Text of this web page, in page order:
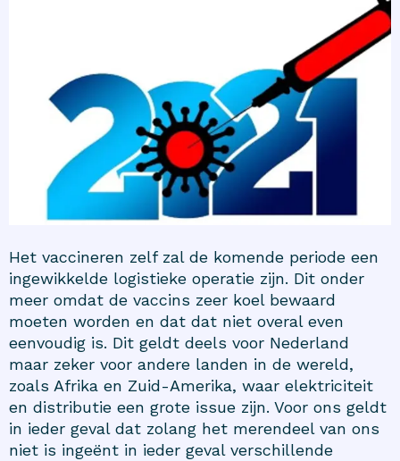
Het vaccineren zelf zal de komende periode een
ingewikkelde logistieke operatie zijn. Dit onder
meer omdat de vaccins zeer koel bewaard
moeten worden en dat dat niet overal even
eenvoudig is. Dit geldt deels voor Nederland
maar zeker voor andere landen in de wereld,
zoals Afrika en Zuid-Amerika, waar elektriciteit
en distributie een grote issue zijn. Voor ons geldt
in ieder geval dat zolang het merendeel van ons
niet is ingeënt in ieder geval verschillende